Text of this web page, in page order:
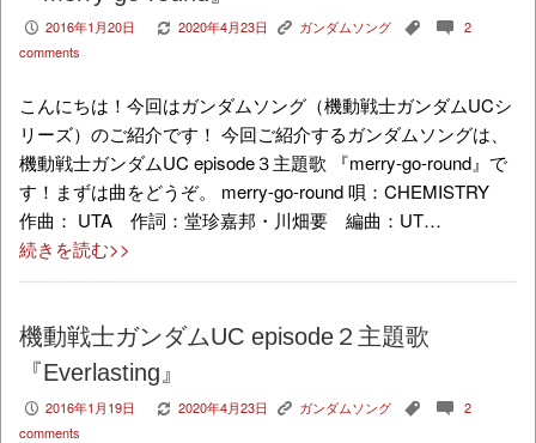
P 2016年1月20日 V 2020年4月23日 K ガンダムソング , c 2
comments
こんにちは！今回はガンダムソング（機動戦士ガンダムUCシ
リーズ）のご紹介です！ 今回ご紹介するガンダムソングは、
機動戦士ガンダムUC episode３主題歌 『merry-go-round』で
す！まずは曲をどうぞ。 merry-go-round 唄：CHEMISTRY
作曲： UTA 作詞：堂珍嘉邦・川畑要 編曲：UT…
続きを読む>>
機動戦士ガンダムUC episode２主題歌
『Everlasting』
P 2016年1月19日 V 2020年4月23日 K ガンダムソング , c 2
comments